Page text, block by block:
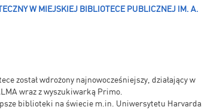
W MIEJSKIEJ BIBLIOTECE PUBLICZNEJ IM. A.
został wdrożony najnowocześniejszy, działający w
wraz z wyszukiwarką Primo.
biblioteki na świecie m.in. Uniwersytetu Harvarda.